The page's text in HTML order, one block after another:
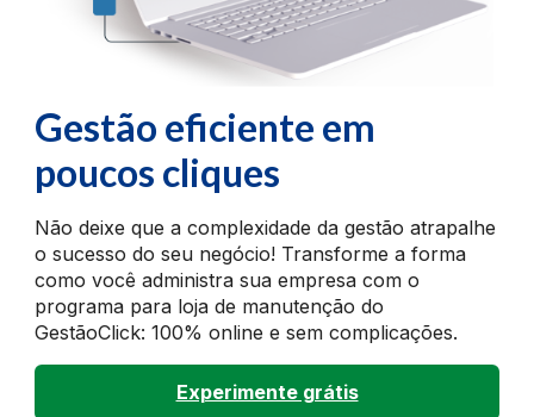
Gestão eficiente em
poucos cliques
Não deixe que a complexidade da gestão atrapalhe
o sucesso do seu negócio! Transforme a forma
como você administra sua empresa com o
programa para loja de manutenção do
GestãoClick: 100% online e sem complicações.
Experimente grátis